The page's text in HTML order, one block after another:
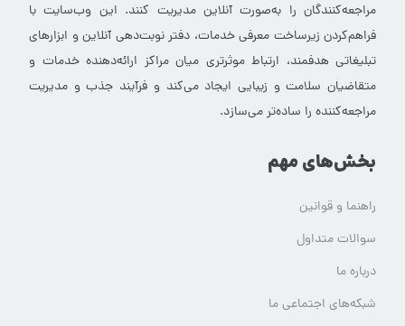
مراجعه‌کنندگان را به‌صورت آنلاین مدیریت کنند. این وب‌سایت با
فراهم‌کردن زیرساخت معرفی خدمات، دفتر نوبت‌دهی آنلاین و ابزارهای
تبلیغاتی هدفمند، ارتباط موثرتری میان مراکز ارائه‌دهنده خدمات و
متقاضیان سلامت و زیبایی ایجاد می‌کند و فرآیند جذب و مدیریت
مراجعه‌کننده را ساده‌تر می‌سازد.
بخش‌های مهم
راهنما و قوانین
سوالات متداول
درباره ما
شبکه‌های اجتماعی ما